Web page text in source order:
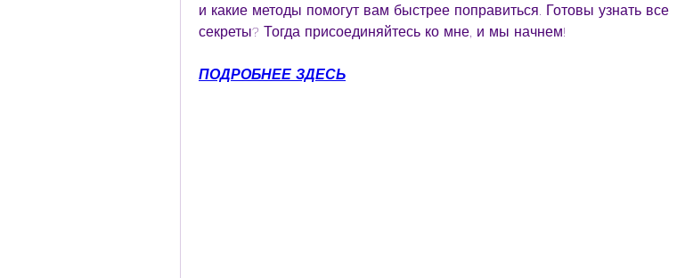
и какие методы помогут вам быстрее поправиться. Готовы узнать все
секреты? Тогда присоединяйтесь ко мне, и мы начнем!
ПОДРОБНЕЕ ЗДЕСЬ